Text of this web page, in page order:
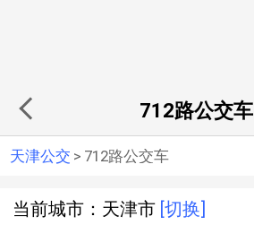
712路公交车
天津公交 > 712路公交车
当前城市：天津市 [切换]